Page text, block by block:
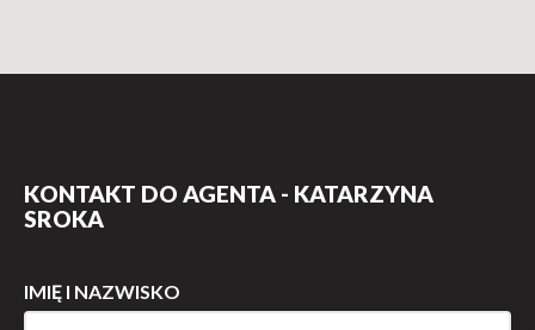
KONTAKT DO AGENTA - KATARZYNA
SROKA
IMIĘ I NAZWISKO